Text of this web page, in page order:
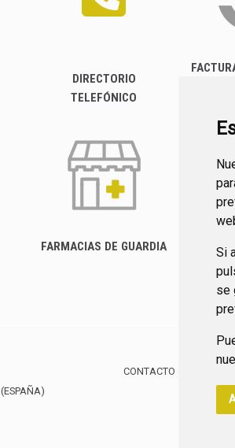
Si
se
DIRECTORIO
TELEFÓNICO
FARMACIAS DE GUARDIA
(ESPAÑA)
CONTACTO